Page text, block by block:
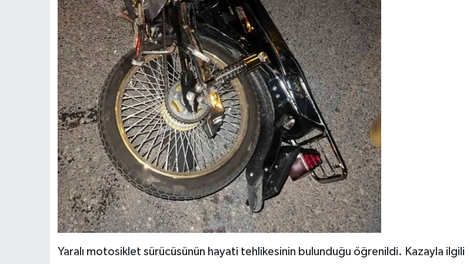
Yaralı motosiklet sürücüsünün hayati tehlikesinin bulunduğu öğrenildi. Kazayla ilgili